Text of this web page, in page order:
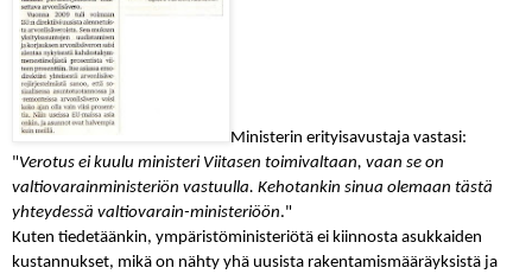
Ministerin erityisavustaja vastasi:
"Verotus ei kuulu ministeri Viitasen toimivaltaan, vaan se on
valtiovarainministeriön vastuulla. Kehotankin sinua olemaan tästä
yhteydessä valtiovarain-ministeriöön."
Kuten tiedetäänkin, ympäristöministeriötä ei kiinnosta asukkaiden
kustannukset, mikä on nähty yhä uusista rakentamismääräyksistä ja